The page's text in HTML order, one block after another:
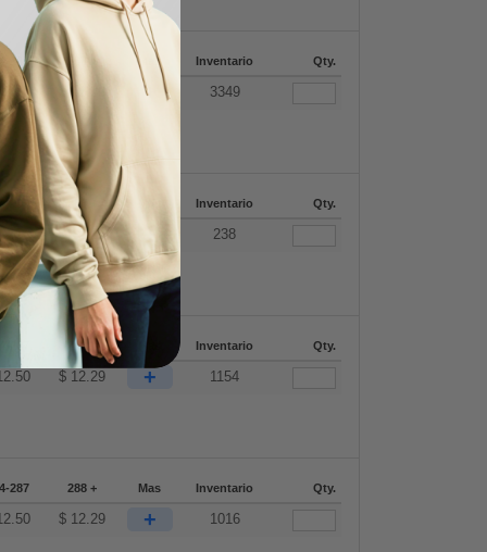
287 288 + Mas Inventario Qty.
$12.29 + 3349
287 288 + Inventario Qty.
$12.29 + 238
288 + Mas Inventario Qty.
$ 12.29 + 1154
287 288 + Mas Inventario Qty.
$ 12.29 + 1016